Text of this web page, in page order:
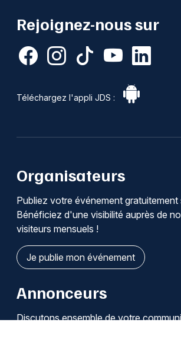
Rejoignez-nous sur
Téléchargez l'appli JDS :
Organisateurs
Publiez votre événement gratuitement
Bénéficiez d'une visibilité auprès de
visiteurs mensuels !
Je publie mon événement
Annonceurs
Discutons ensemble de votre